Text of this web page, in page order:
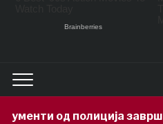
завршија во ВМРО?